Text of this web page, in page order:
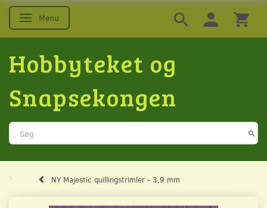
Skifte navigation
Menu
Hobbyteket og
Snapsekongen
NY Majestic quillingstrimler - 3,9 mm